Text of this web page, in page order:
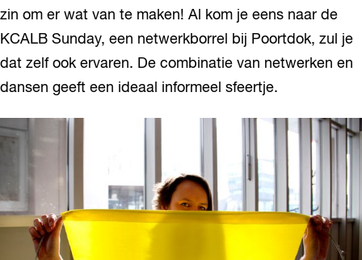
zin om er wat van te maken! Al kom je eens naar de
KCALB Sunday, een netwerkborrel bij Poortdok, zul je
dat zelf ook ervaren. De combinatie van netwerken en
dansen geeft een ideaal informeel sfeertje.